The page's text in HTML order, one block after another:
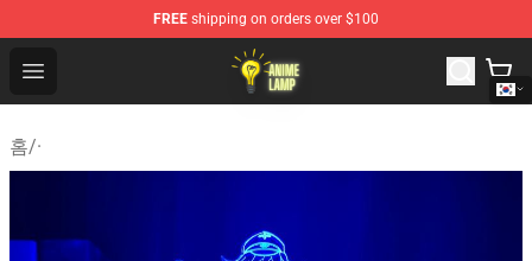
FREE shipping on orders over $100
Open menu
Anime Lamp Shop - The Best Store of Anime Lamp
홈/·